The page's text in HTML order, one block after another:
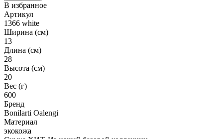
В избранное
Артикул
1366 white
Ширина (см)
13
Длина (см)
28
Высота (см)
20
Вес (г)
600
Бренд
Bonilarti Oalengi
Материал
экокожа